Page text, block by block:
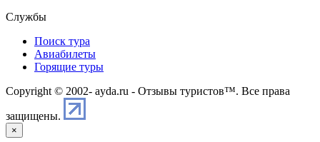
Службы
Поиск тура
Авиабилеты
Горящие туры
Copyright © 2002- ayda.ru - Отзывы туристов™. Все права
защищены.
×